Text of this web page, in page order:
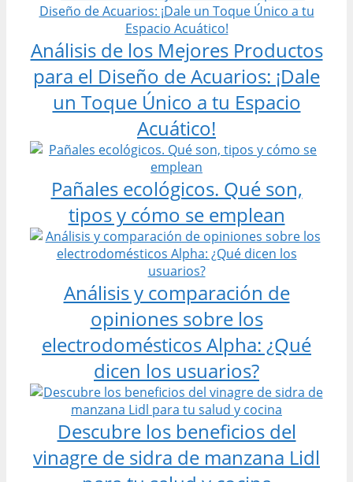
Análisis de los Mejores Productos
para el Diseño de Acuarios: ¡Dale
un Toque Único a tu Espacio
Acuático!
Pañales ecológicos. Qué son,
tipos y cómo se emplean
Análisis y comparación de
opiniones sobre los
electrodomésticos Alpha: ¿Qué
dicen los usuarios?
Descubre los beneficios del
vinagre de sidra de manzana Lidl